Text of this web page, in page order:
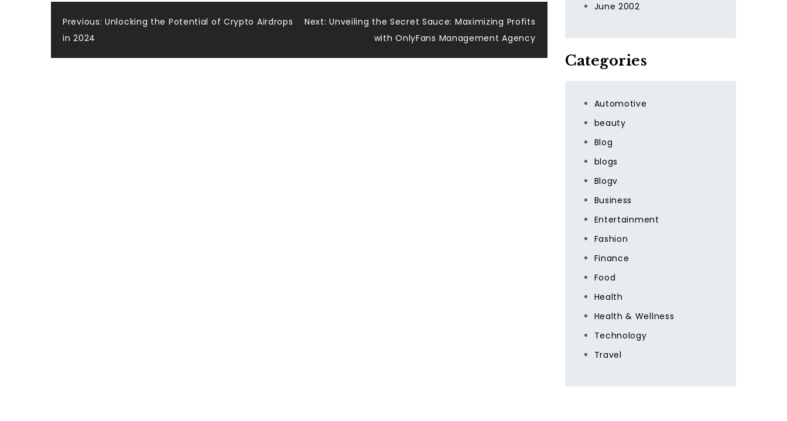
Post
navigation
Previous: Unlocking the Potential of Crypto Airdrops
in 2024
Next: Unveiling the Secret Sauce: Maximizing Profits
with OnlyFans Management Agency
June 2002
Categories
Automotive
beauty
Blog
blogs
Blogv
Business
Entertainment
Fashion
Finance
Food
Health
Health & Wellness
Technology
Travel